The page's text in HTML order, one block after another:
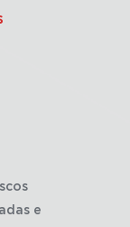
e